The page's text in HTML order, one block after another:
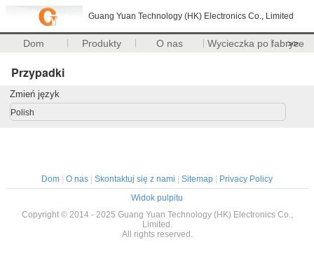
Guang Yuan Technology (HK) Electronics Co., Limited
Dom Produkty O nas Wycieczka po fabryce
>>
Przypadki
Zmień język
Polish
Dom O nas Skontaktuj się z nami Sitemap
Privacy Policy
Widok pulpitu
Copyright © 2014 - 2025 Guang Yuan Technology (HK) Electronics Co.,
Limited.
All rights reserved.